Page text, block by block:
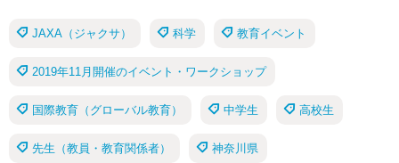
JAXA（ジャクサ） 科学 教育イベント
2019年11月開催のイベント・ワークショップ
国際教育（グローバル教育） 中学生 高校生
先生（教員・教育関係者） 神奈川県